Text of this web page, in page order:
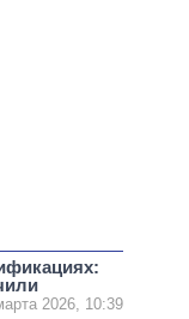
2026, 10:39